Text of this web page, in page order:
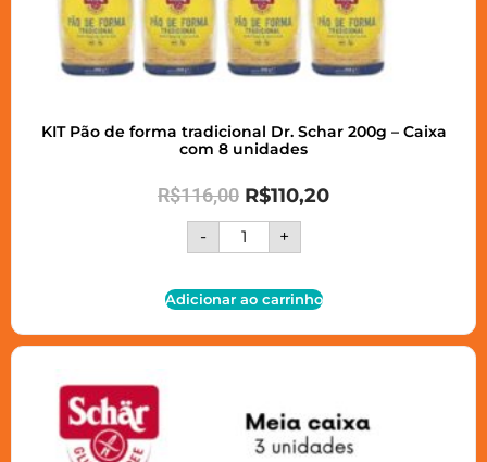
KIT Pão de forma tradicional Dr. Schar 200g – Caixa
com 8 unidades
R$116,00 R$110,20
- +
Adicionar ao carrinho